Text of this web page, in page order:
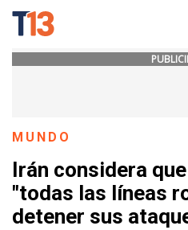
MUNDO
Irán considera
"todas las líneas
detener sus